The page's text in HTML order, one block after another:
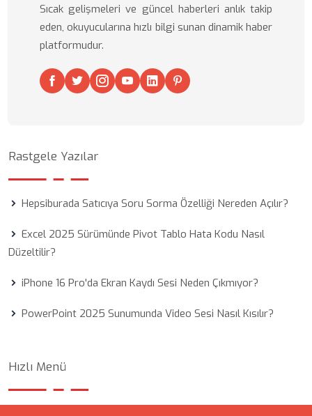
Sıcak gelişmeleri ve güncel haberleri anlık takip
eden, okuyucularına hızlı bilgi sunan dinamik haber
platformudur.
Rastgele Yazılar
Hepsiburada Satıcıya Soru Sorma Özelliği Nereden Açılır?
Excel 2025 Sürümünde Pivot Tablo Hata Kodu Nasıl
Düzeltilir?
iPhone 16 Pro'da Ekran Kaydı Sesi Neden Çıkmıyor?
PowerPoint 2025 Sunumunda Video Sesi Nasıl Kısılır?
Hızlı Menü